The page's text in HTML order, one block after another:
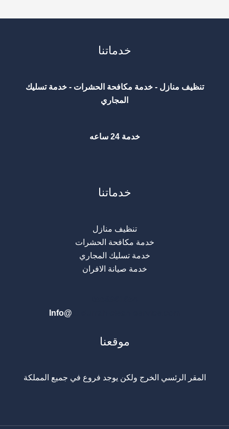
خدماتنا
تنظيف منازل - خدمة مكافحة الحشرات - خدمة تسليك
المجاري
خدمة 24 ساعه
خدماتنا
تنظيف منازل
خدمة مكافحة الحشرات
خدمة تسليك المجاري
خدمة صيانة الافران
Info@
موقعنا
المقر الرئسي الخرج ولكن يوجد فروع في جميع المملكة